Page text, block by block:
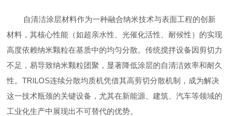
自清洁涂层材料作为一种融合纳米技术与表面工程的创新
材料，其核心性能（如超亲水性、光催化活性、耐候性）的实现
高度依赖纳米颗粒在基质中的均匀分散。传统搅拌设备因剪切力
不足，易导致纳米颗粒团聚，显著降低涂层的自清洁效率和耐久
性。TRILOS连续分散均质机凭借其高剪切分散机制，成为解决
这一技术瓶颈的关键设备，尤其在新能源、建筑、汽车等领域的
工业化生产中展现出不可替代的优势。